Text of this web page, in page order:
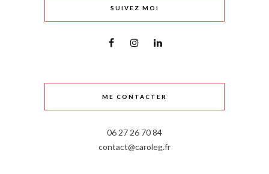
SUIVEZ MOI
ME CONTACTER
06 27 26 70 84
contact@caroleg.fr